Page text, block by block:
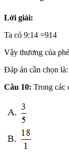
Lời giải:
Ta có 9:14 =914
Vậy thương của
Đáp án cần chọn
Câu 10: Trong các